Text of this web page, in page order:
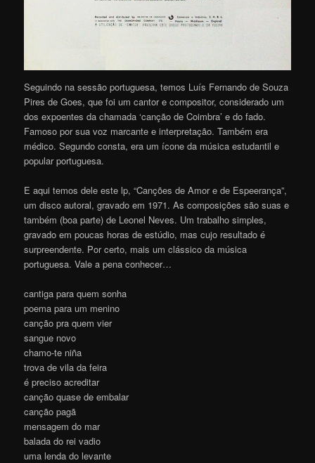
Seguindo na sessão portuguesa, temos Luís Fernando de Souza
Pires de Goes, que foi um cantor e compositor, considerado um
dos expoentes da chamada ‘canção de Coimbra’ e do fado.
Famoso por sua voz marcante e interpretação. Também era
médico. Segundo consta, era um ícone da música estudantil e
popular portuguesa.
E aqui temos dele este lp, “Canções de Amor e de Espeerança”,
um disco autoral, gravado em 1971. As composições são suas e
também (boa parte) de Leonel Neves. Um trabalho simples,
gravado em poucas horas de estúdio, mas cujo resultado é
surpreendente. Por certo, mais um clássico da música
portuguesa. Vale a pena conhecer…
cantiga para quem sonha
poema para um menino
canção pra quem vier
sangue novo
chamo-te niña
trova de vila da feira
é preciso acreditar
canção quase de embalar
canção pagã
mensagem do mar
balada do rei vadio
uma lenda do levante